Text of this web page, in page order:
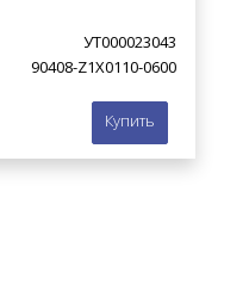
УТ000023043
90408-Z1X0110-0600
Купить